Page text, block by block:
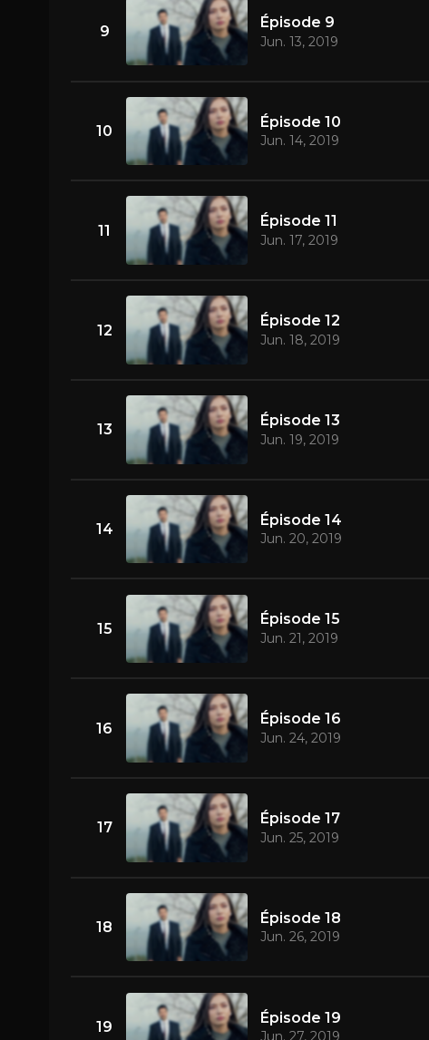
9
Épisode 9
Jun. 13, 2019
10
Épisode 10
Jun. 14, 2019
11
Épisode 11
Jun. 17, 2019
12
Épisode 12
Jun. 18, 2019
13
Épisode 13
Jun. 19, 2019
14
Épisode 14
Jun. 20, 2019
15
Épisode 15
Jun. 21, 2019
16
Épisode 16
Jun. 24, 2019
17
Épisode 17
Jun. 25, 2019
18
Épisode 18
Jun. 26, 2019
19
Épisode 19
Jun. 27, 2019